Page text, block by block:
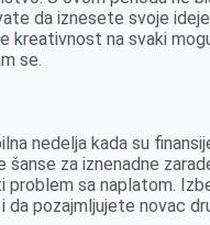
da iznesete svoje
kreativnost na svaki
se.
nedelja kada su
šanse za iznenadne
problem sa naplatom.
da pozajmljujete novac